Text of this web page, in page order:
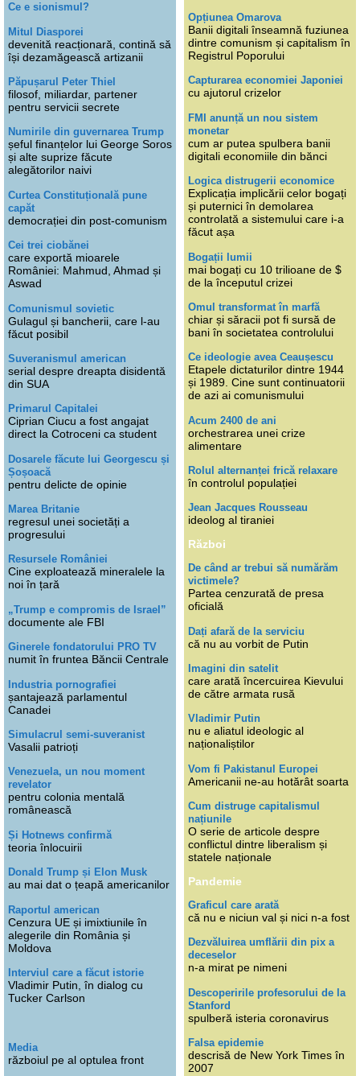
Ce e sionismul?
Mitul Diasporei
devenită reacționară, contină să
își dezamăgească artizanii
Păpușarul Peter Thiel
filosof, miliardar, partener
pentru servicii secrete
Numirile din guvernarea Trump
șeful finanțelor lui George Soros
și alte suprize făcute
alegătorilor naivi
Curtea Constituțională pune
capăt
democrației din post-comunism
Cei trei ciobănei
care exportă mioarele
României: Mahmud, Ahmad și
Aswad
Comunismul sovietic
Gulagul și bancherii, care l-au
făcut posibil
Suveranismul american
serial despre dreapta disidentă
din SUA
Primarul Capitalei
Ciprian Ciucu a fost angajat
direct la Cotroceni ca student
Dosarele făcute lui Georgescu și
Șoșoacă
pentru delicte de opinie
Marea Britanie
regresul unei societăți a
progresului
Resursele României
Cine exploatează mineralele la
noi în țară
„Trump e compromis de Israel”
documente ale FBI
Ginerele fondatorului PRO TV
numit în fruntea Băncii Centrale
Industria pornografiei
șantajează parlamentul
Canadei
Simulacrul semi-suveranist
Vasalii patrioți
Venezuela, un nou moment
revelator
pentru colonia mentală
românească
Și Hotnews confirmă
teoria înlocuirii
Donald Trump și Elon Musk
au mai dat o țeapă americanilor
Raportul american
Cenzura UE și imixtiunile în
alegerile din România și
Moldova
Interviul care a făcut istorie
Vladimir Putin, în dialog cu
Tucker Carlson
Media
războiul pe al optulea front
Opțiunea Omarova
Banii digitali înseamnă fuziunea
dintre comunism și capitalism în
Registrul Poporului
Capturarea economiei Japoniei
cu ajutorul crizelor
FMI anunță un nou sistem
monetar
cum ar putea spulbera banii
digitali economiile din bănci
Logica distrugerii economice
Explicația implicării celor bogați
și puternici în demolarea
controlată a sistemului care i-a
făcut așa
Bogații lumii
mai bogați cu 10 trilioane de $
de la începutul crizei
Omul transformat în marfă
chiar și săracii pot fi sursă de
bani în societatea controlului
Ce ideologie avea Ceaușescu
Etapele dictaturilor dintre 1944
și 1989. Cine sunt continuatorii
de azi ai comunismului
Acum 2400 de ani
orchestrarea unei crize
alimentare
Rolul alternanței frică relaxare
în controlul populației
Jean Jacques Rousseau
ideolog al tiraniei
Război
De când ar trebui să numărăm
victimele?
Partea cenzurată de presa
oficială
Dați afară de la serviciu
că nu au vorbit de Putin
Imagini din satelit
care arată încercuirea Kievului
de către armata rusă
Vladimir Putin
nu e aliatul ideologic al
naționaliștilor
Vom fi Pakistanul Europei
Americanii ne-au hotărât soarta
Cum distruge capitalismul
națiunile
O serie de articole despre
conflictul dintre liberalism și
statele naționale
Pandemie
Graficul care arată
că nu e niciun val și nici n-a fost
Dezvăluirea umflării din pix a
deceselor
n-a mirat pe nimeni
Descoperirile profesorului de la
Stanford
spulberă isteria coronavirus
Falsa epidemie
descrisă de New York Times în
2007